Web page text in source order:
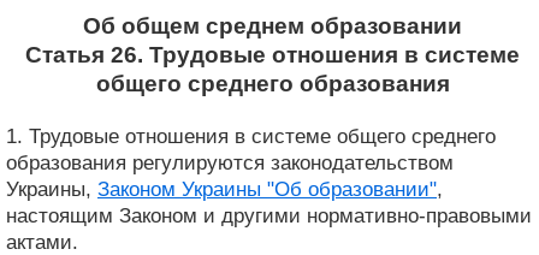
Об общем среднем образовании
Статья 26. Трудовые отношения в системе
общего среднего образования
1. Трудовые отношения в системе общего среднего
образования регулируются законодательством
Украины, Законом Украины "Об образовании",
настоящим Законом и другими нормативно-правовыми
актами.